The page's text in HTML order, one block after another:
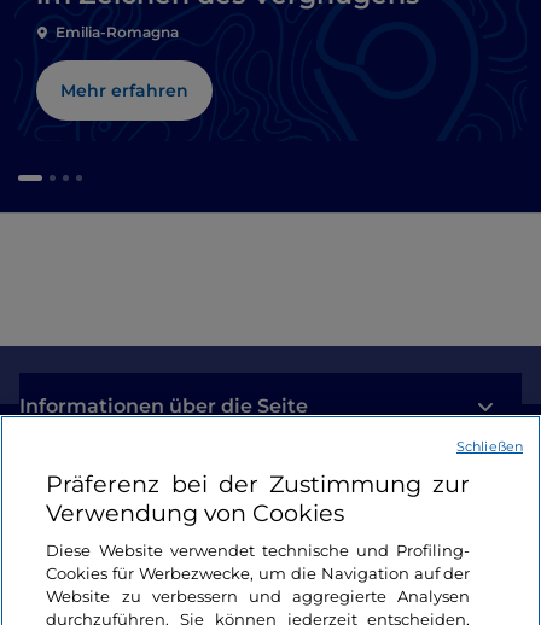
Emilia-Romagna
Mehr erfahren
Informationen über die Seite
Nützliche Links
Login
Bleiben wir in Kontakt
Präferenz bei der Zustimmung zur
Verwendung von Cookies
Diese Website verwendet technische und Profiling-
Cookies für Werbezwecke, um die Navigation auf der
Website zu verbessern und aggregierte Analysen
durchzuführen. Sie können jederzeit entscheiden,
Schließen